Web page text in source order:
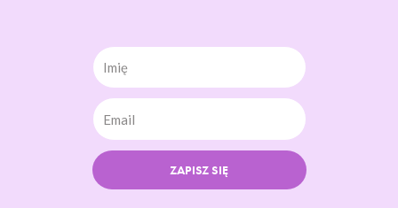
Imię
ZAPISZ SIĘ